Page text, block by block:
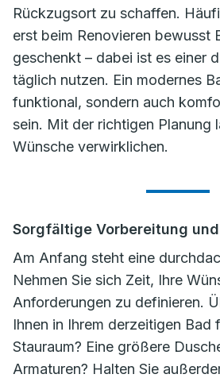
Rückzugsort zu schaffen.
erst beim Renovieren bewusst
geschenkt – dabei ist es einer
täglich nutzen. Ein modernes
funktional, sondern auch
sein. Mit der richtigen Planung
Wünsche verwirklichen.
Sorgfältige Vorbereitung
Am Anfang steht eine
Nehmen Sie sich Zeit, Ihre
Anforderungen zu definieren.
Ihnen in Ihrem derzeitigen Bad
Stauraum? Eine größere
Armaturen? Halten Sie